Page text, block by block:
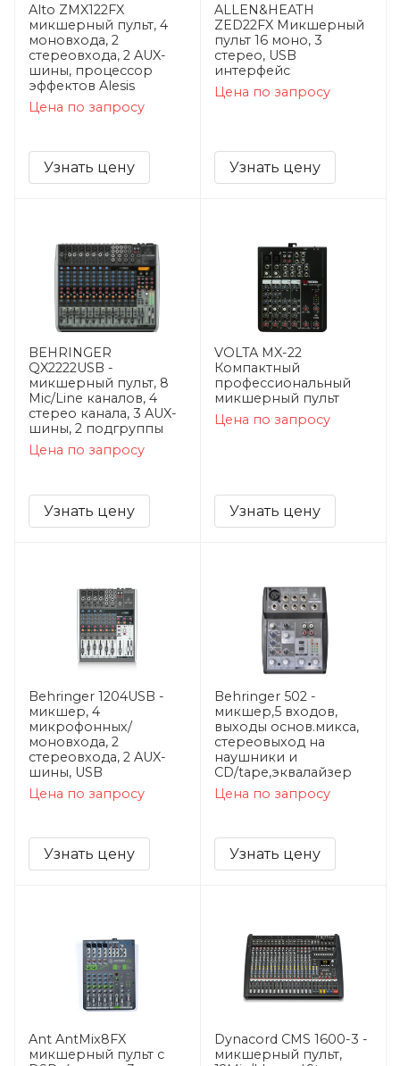
Alto ZMX122FX
микшерный пульт, 4
моновхода, 2
стереовхода, 2 AUX-
шины, процессор
эффектов Alesis
Цена по запросу
Узнать цену
ALLEN&HEATH
ZED22FX Микшерный
пульт 16 моно, 3
стерео, USB
интерфейс
Цена по запросу
Узнать цену
BEHRINGER
QX2222USB -
микшерный пульт, 8
Mic/Line каналов, 4
стерео канала, 3 AUX-
шины, 2 подгруппы
Цена по запросу
Узнать цену
VOLTA MX-22
Компактный
профессиональный
микшерный пульт
Цена по запросу
Узнать цену
Behringer 1204USB -
микшер, 4
микрофонных/
моновхода, 2
стереовхода, 2 AUX-
шины, USB
Цена по запросу
Узнать цену
Behringer 502 -
микшер,5 входов,
выходы основ.микса,
стереовыход на
наушники и
CD/tape,эквалайзер
Цена по запросу
Узнать цену
Ant AntMix8FX
микшерный пульт с
Dynacord CMS 1600-3 -
микшерный пульт,